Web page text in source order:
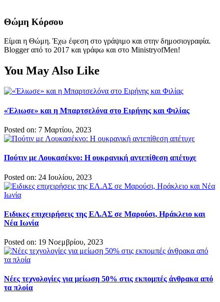
Θώμη Κόρσου
Είμαι η Θώμη. Έχω έφεση στο γράψιμο και στην δημοσιογραφία.
Blogger από το 2017 και γράφω και στο MinistryofMen!
You May Also Like
«Έλιωσε» και η Μπαρτσελόνα στο Ειρήνης και Φιλίας
Posted on: 7 Μαρτίου, 2023
Πούτιν με Λουκασέκνο: Η ουκρανική αντεπίθεση απέτυχε
Posted on: 24 Ιουλίου, 2023
Ειδικες επιχειρήσεις της ΕΛ.ΑΣ σε Μαρούσι, Ηράκλειο και
Νέα Ιωνία
Posted on: 19 Νοεμβρίου, 2023
Νέες τεχνολογίες για μείωση 50% στις εκπομπές άνθρακα από
τα πλοία